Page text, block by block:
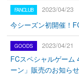
2023/04/23
今シーズン初開催！
2023/04/21
FCスペシャルゲーム
ーン」販売のお知らせ